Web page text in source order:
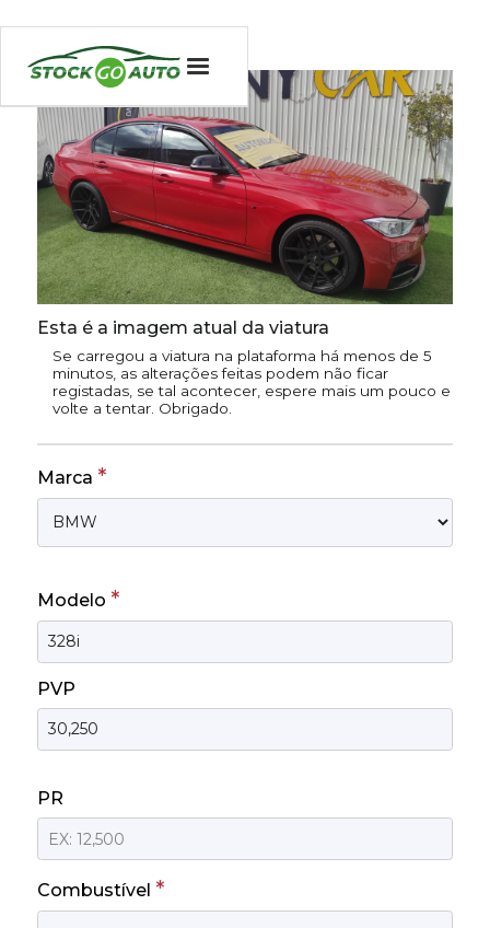
Esta é a imagem atual da viatura
Se carregou a viatura na plataforma há menos de 5
minutos, as alterações feitas podem não ficar
registadas, se tal acontecer, espere mais um pouco e
volte a tentar. Obrigado.
Marca *
Modelo *
PVP
PR
Combustível *